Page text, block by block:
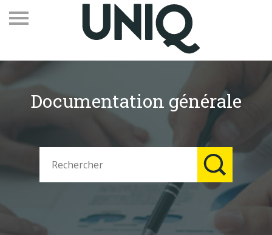
Recevez notre newsletter
Vos contacts
Espace adhérents
EN
Qui sommes-nous
Documentation générale